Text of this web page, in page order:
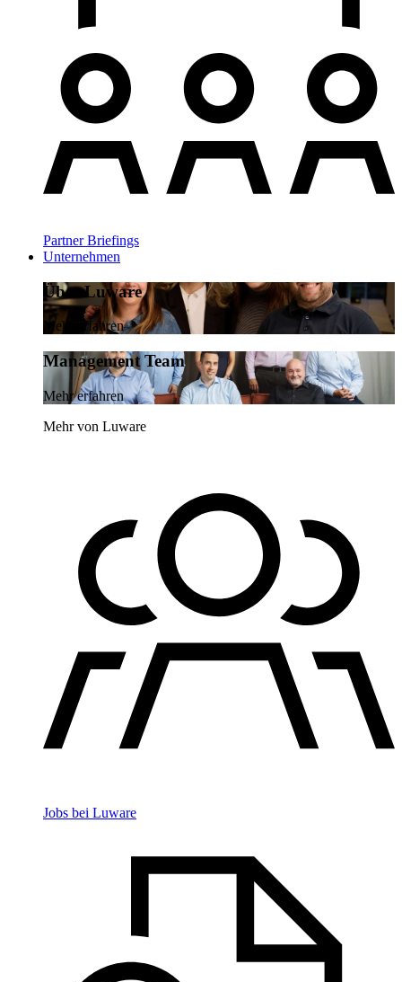
Partner Briefings
Unternehmen
Über Luware
Mehr erfahren
Management Team
Mehr erfahren
Mehr von Luware
Jobs bei Luware